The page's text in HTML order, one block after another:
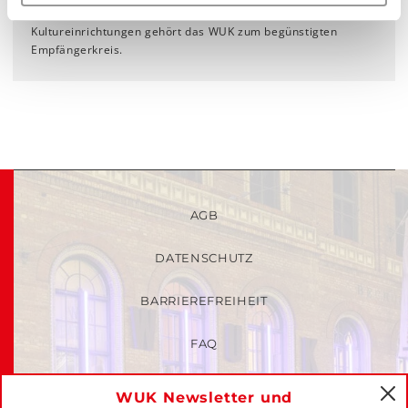
Kultureinrichtungen gehört das WUK zum begünstigten
Empfängerkreis.
WUK Newsletter und
AGB
DATENSCHUTZ
BARRIEREFREIHEIT
FAQ